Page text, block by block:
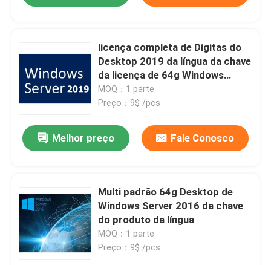
licença completa de Digitas do
Desktop 2019 da língua da chave
da licença de 64g Windows
Server
MOQ：1 parte
Preço：9$ /pcs
Melhor preço Fale Conosco
Multi padrão 64g Desktop de
Windows Server 2016 da chave
do produto da língua
MOQ：1 parte
Preço：9$ /pcs